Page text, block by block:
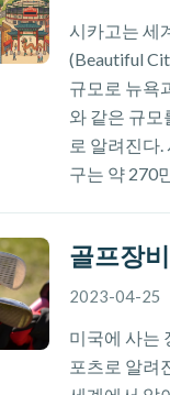
시카고는 세
(Beautiful
규모로 뉴욕
와 같은 규모
로 알려진다
구는 약 270
골프장
2023-04-25
미국에 사는
포츠로 알려